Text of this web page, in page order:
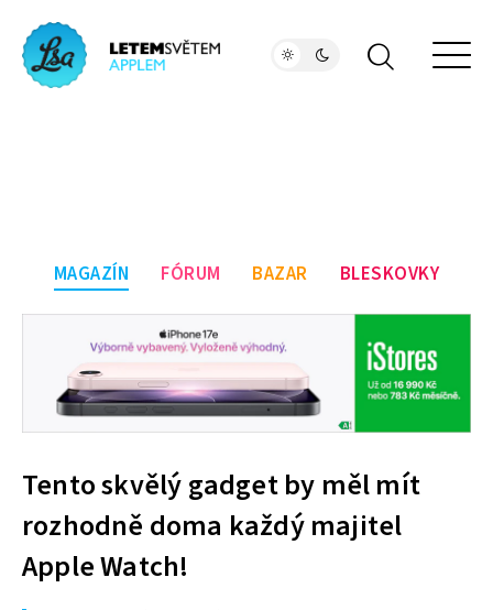
MAGAZÍN FÓRUM BAZAR BLESKOVKY
Tento skvělý gadget by měl mít
rozhodně doma každý majitel
Apple Watch!